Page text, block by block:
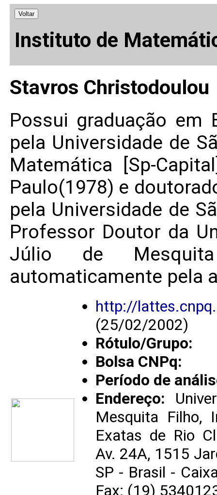
Voltar
Instituto de
Stavros Christodoulou
Possui graduação em
pela Universidade de
Matemática [Sp-
Paulo(1978) e
pela Universidade de
Professor Doutor da
Júlio de
automaticamente pela
http://
(25/02/2002)
Rótulo/Grupo:
Bolsa CNPq:
Período de
Endereço:
Mesquita Filho,
Exatas de Rio
Av. 24A, 1515
SP - Brasil -
Fax: (19)